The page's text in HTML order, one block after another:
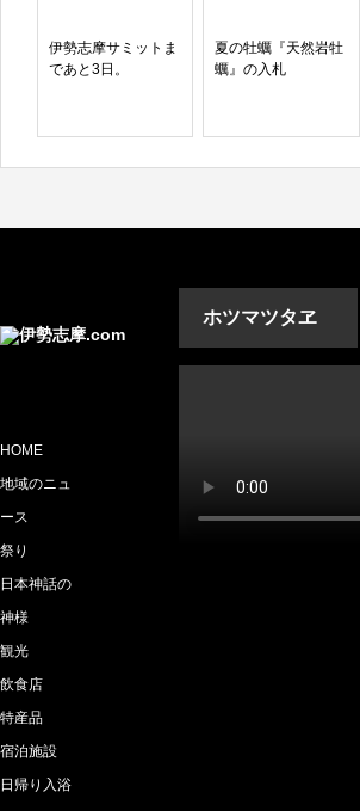
伊勢志摩サミットま
であと3日。
夏の牡蠣『天然岩牡
蠣』の入札
ホツマツタヱ
HOME
地域のニュ
ース
祭り
日本神話の
神様
観光
飲食店
特産品
宿泊施設
日帰り入浴